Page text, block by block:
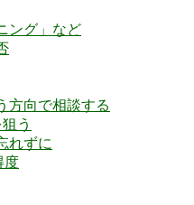
ング」など
方向で相談する
う
れずに
度